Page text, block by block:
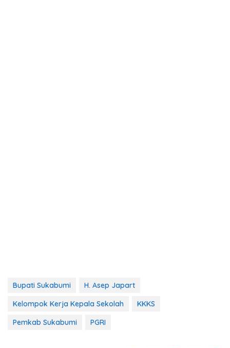
Bupati Sukabumi
H. Asep Japart
Kelompok Kerja Kepala Sekolah
KKKS
Pemkab Sukabumi
PGRI